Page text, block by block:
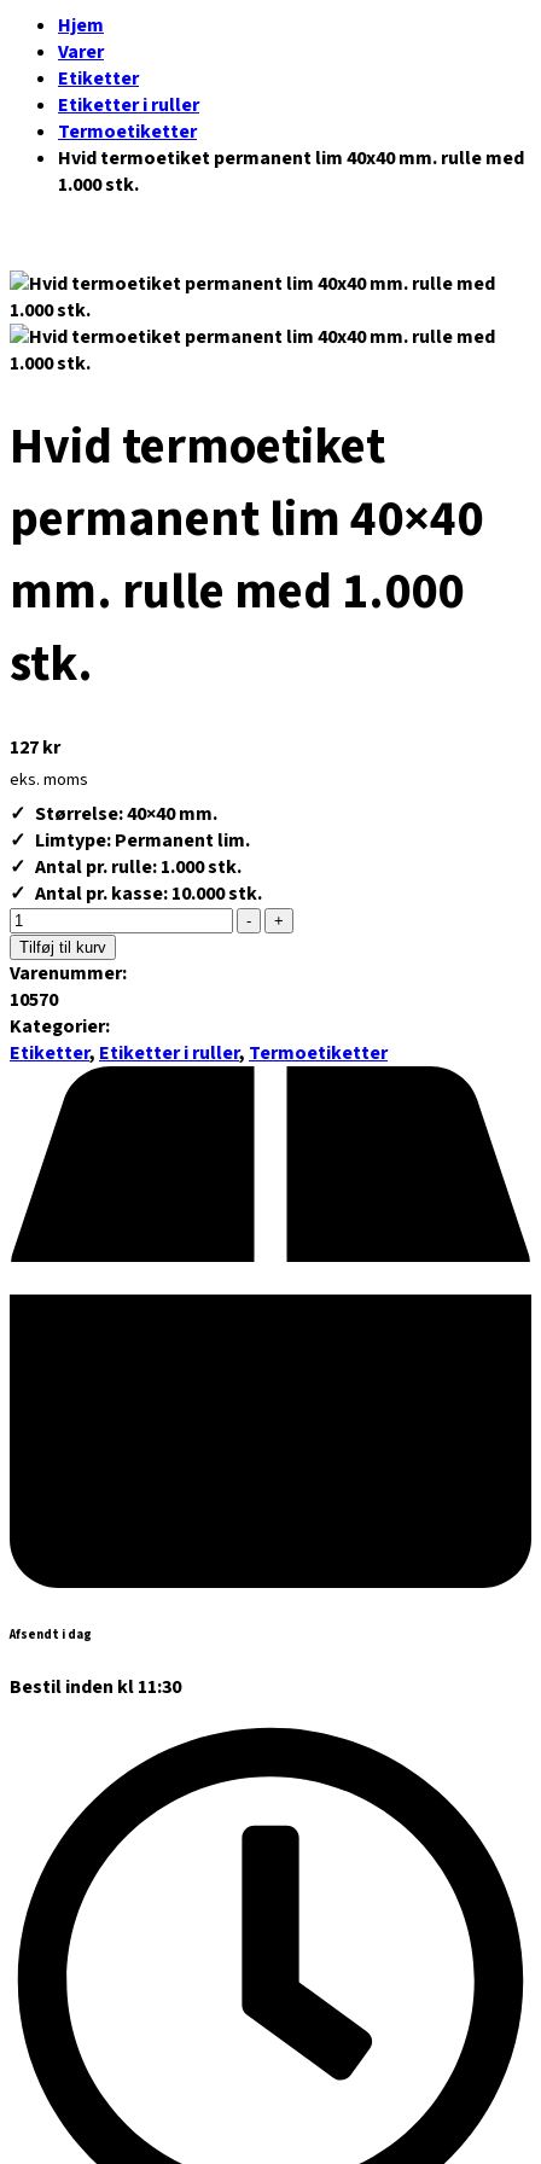
Hjem
Varer
Etiketter
Etiketter i ruller
Termoetiketter
Hvid termoetiket permanent lim 40x40 mm. rulle med
1.000 stk.
Hvid termoetiket
permanent lim 40×40
mm. rulle med 1.000
stk.
127kr
eks. moms
Størrelse: 40×40 mm.
Limtype: Permanent lim.
Antal pr. rulle: 1.000 stk.
Antal pr. kasse: 10.000 stk.
-
+
Tilføj til kurv
Varenummer:
10570
Kategorier:
Etiketter, Etiketter i ruller, Termoetiketter
Afsendt i dag
Bestil inden kl 11:30